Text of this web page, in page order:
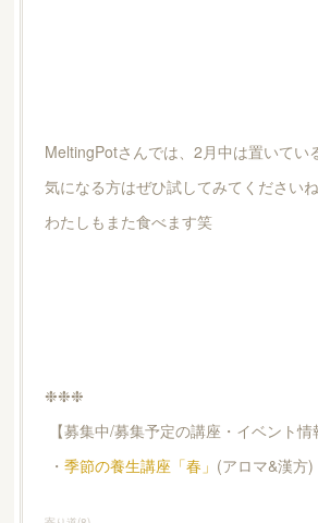
MeltingPotさんでは、2月中は置いてい
気になる方はぜひ試してみてくださいね
わたしもまた食べます笑
❉❉❉
【募集中/募集予定の講座・イベント情
・ 季節の養生講座「春」 (アロマ&漢方)